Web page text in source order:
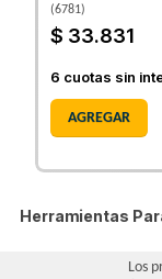
(6781)
$ 33.831
6 cuotas sin
AGREGAR
Herramientas
Los